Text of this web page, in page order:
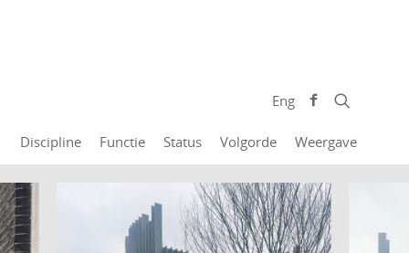
Eng
Discipline Functie Status Volgorde Weergave